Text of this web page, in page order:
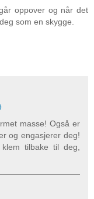
oppover og når det
som en skygge.
masse! Også er
og engasjerer deg!
tilbake til deg,